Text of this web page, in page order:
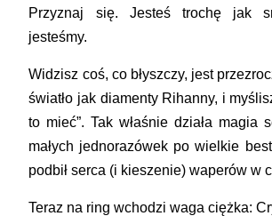
Przyznaj się. Jesteś trochę jak
jesteśmy.
Widzisz coś, co błyszczy, jest
światło jak diamenty Rihanny, i
to mieć”. Tak właśnie działa magia
małych jednorazówek po wielkie
podbił serca (i kieszenie) waperów w
Teraz na ring wchodzi waga ciężka: